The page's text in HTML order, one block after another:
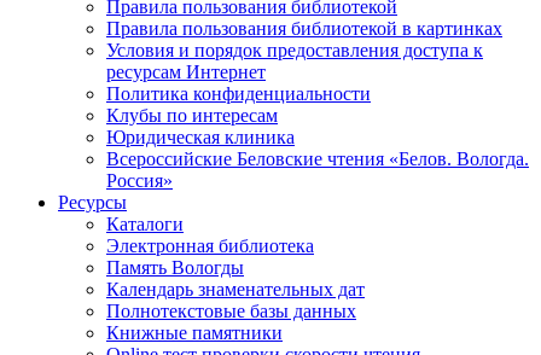
Правила пользования библиотекой
Правила пользования библиотекой в картинках
Условия и порядок предоставления доступа к
ресурсам Интернет
Политика конфиденциальности
Клубы по интересам
Юридическая клиника
Всероссийские Беловские чтения «Белов. Вологда.
Россия»
Ресурсы
Каталоги
Электронная библиотека
Память Вологды
Календарь знаменательных дат
Полнотекстовые базы данных
Книжные памятники